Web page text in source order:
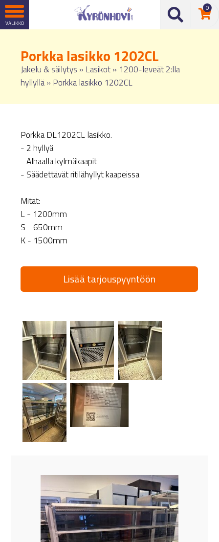
0
Porkka lasikko 1202CL
Jakelu & säilytys » Lasikot» 1200-leveät 2:lla
hyllyllä» Porkka lasikko 1202CL
Porkka DL1202CL lasikko.
- 2 hyllyä
- Alhaalla kylmäkaapit
- Säädettävät ritilähyllyt kaapeissa
Mitat:
L - 1200mm
S - 650mm
K - 1500mm
Lisää tarjouspyyntöön